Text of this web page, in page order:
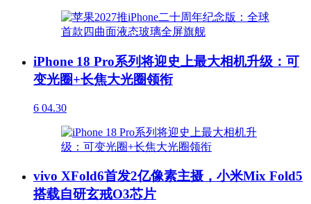
iPhone 18 Pro系列将迎史上最大相机升级：可
变光圈+长焦大光圈领衔
6 04.30
vivo XFold6首发2亿像素主摄，小米Mix Fold5
搭载自研玄戒O3芯片